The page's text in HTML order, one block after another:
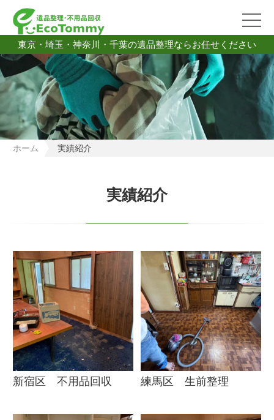
東京・埼玉・神奈川・千葉の遺品整理ならお任せください
ホーム 実績紹介
実績紹介
新宿区 不用品回収 練馬区 生前整理